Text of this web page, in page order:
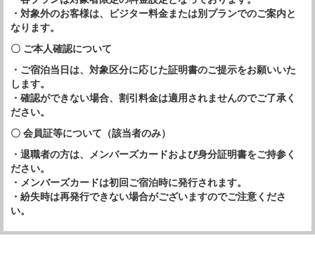
・対象外のお客様は、ビジター料金または別プランでのご案内と
なります。
〇 ご本人確認について
・ご宿泊当日は、対象区分に応じた証明書のご提示をお願いいた
します。
・確認ができない場合、割引料金は適用されませんのでご了承く
ださい。
〇 会員証等について（該当者のみ）
・退職者の方は、メンバーズカードおよび身分証明書をご持参く
ださい。
・メンバーズカードは初回ご宿泊時に発行されます。
・紛失時は再発行できない場合がございますのでご注意くださ
い。